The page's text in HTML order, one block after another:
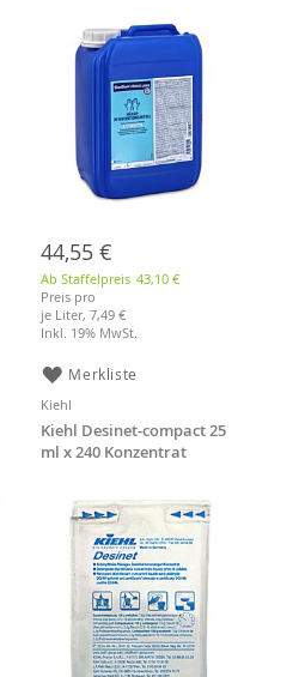
44,55 €
Ab Staffelpreis 43,10 €
Preis pro
je Liter,7,49 €
Inkl. 19% MwSt.
Merkliste
Kiehl
Kiehl Desinet-compact 25
ml x 240 Konzentrat
Desinfektionsreiniger-
Konzentrat (VAH-gelistet)